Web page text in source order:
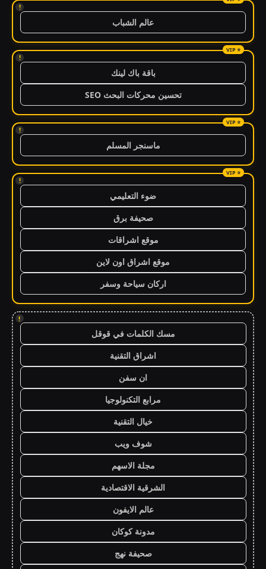
!
عالم الشباب
!
باقة باك لينك
تحسين محركات البحث SEO
!
ماسنجر المسلم
!
ضوء التعليمي
صحيفة برق
موقع اشراقات
موقع اشراق اون لاين
اركان سياحة وسفر
!
مسك الكلمات في قوقل
اشراق التقنية
ان سفن
مرابع التكنولوجيا
خيال التقنية
شوف ويب
مجلة الاسهم
الشرقية الاقتصادية
عالم الايفون
مدونة كوكان
صحيفة نهج